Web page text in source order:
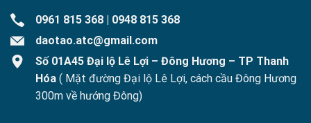
0961 815 368 | 0948 815 368
daotao.atc@gmail.com
Số 01A45 Đại lộ Lê Lợi – Đông Hương – TP Thanh
Hóa ( Mặt đường Đại lộ Lê Lợi, cách cầu Đông Hương
300m về hướng Đông)